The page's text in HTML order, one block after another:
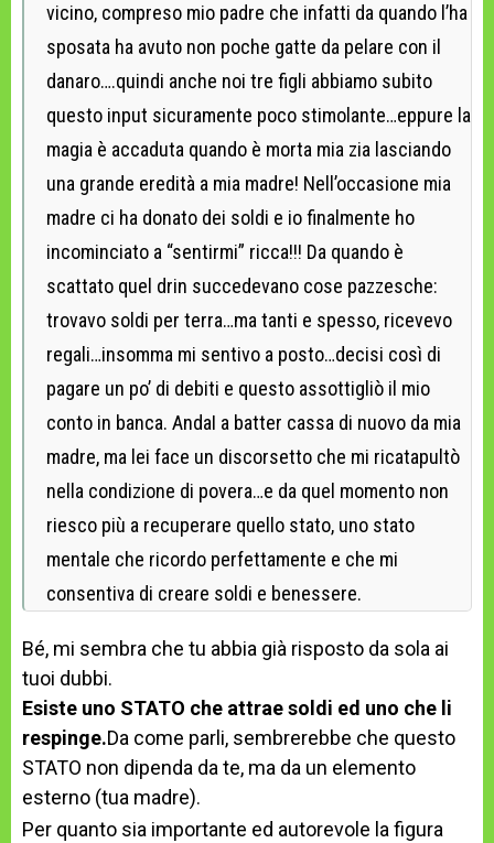
vicino, compreso mio padre che infatti da quando l’ha
sposata ha avuto non poche gatte da pelare con il
danaro….quindi anche noi tre figli abbiamo subito
questo input sicuramente poco stimolante…eppure la
magia è accaduta quando è morta mia zia lasciando
una grande eredità a mia madre! Nell’occasione mia
madre ci ha donato dei soldi e io finalmente ho
incominciato a “sentirmi” ricca!!! Da quando è
scattato quel drin succedevano cose pazzesche:
trovavo soldi per terra…ma tanti e spesso, ricevevo
regali…insomma mi sentivo a posto…decisi così di
pagare un po’ di debiti e questo assottigliò il mio
conto in banca. AndaI a batter cassa di nuovo da mia
madre, ma lei face un discorsetto che mi ricatapultò
nella condizione di povera…e da quel momento non
riesco più a recuperare quello stato, uno stato
mentale che ricordo perfettamente e che mi
consentiva di creare soldi e benessere.
Bé, mi sembra che tu abbia già risposto da sola ai
tuoi dubbi.
Esiste uno STATO che attrae soldi ed uno che li
respinge.Da come parli, sembrerebbe che questo
STATO non dipenda da te, ma da un elemento
esterno (tua madre).
Per quanto sia importante ed autorevole la figura